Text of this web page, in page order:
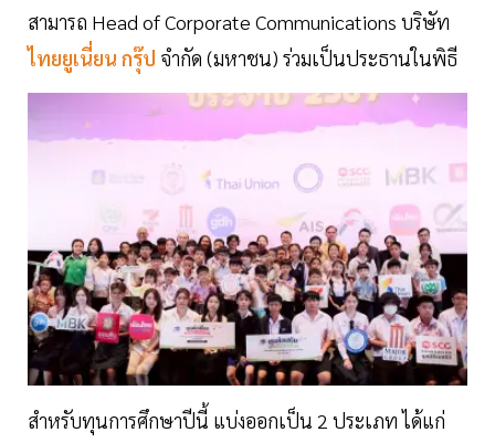
สามารถ Head of Corporate Communications บริษัท
ไทยยูเนี่ยน กรุ๊ป จำกัด (มหาชน) ร่วมเป็นประธานในพิธี
สำหรับทุนการศึกษาปีนี้ แบ่งออกเป็น 2 ประเภท ได้แก่